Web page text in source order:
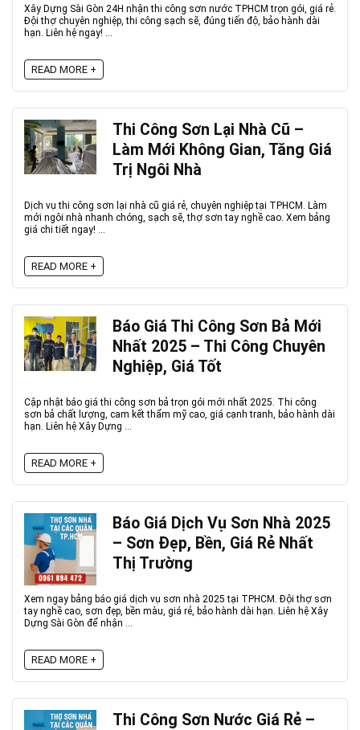
Xây Dựng Sài Gòn 24H nhận thi công sơn nước TPHCM trọn gói, giá rẻ.
Đội thợ chuyên nghiệp, thi công sạch sẽ, đúng tiến độ, bảo hành dài
hạn. Liên hệ ngay! ...
READ MORE +
Thi Công Sơn Lại Nhà Cũ –
Làm Mới Không Gian, Tăng Giá
Trị Ngôi Nhà
Dịch vụ thi công sơn lại nhà cũ giá rẻ, chuyên nghiệp tại TPHCM. Làm
mới ngôi nhà nhanh chóng, sạch sẽ, thợ sơn tay nghề cao. Xem bảng
giá chi tiết ngay! ...
READ MORE +
Báo Giá Thi Công Sơn Bả Mới
Nhất 2025 – Thi Công Chuyên
Nghiệp, Giá Tốt
Cập nhật báo giá thi công sơn bả trọn gói mới nhất 2025. Thi công
sơn bả chất lượng, cam kết thẩm mỹ cao, giá cạnh tranh, bảo hành dài
hạn. Liên hệ Xây Dựng ...
READ MORE +
Báo Giá Dịch Vụ Sơn Nhà 2025
– Sơn Đẹp, Bền, Giá Rẻ Nhất
Thị Trường
Xem ngay bảng báo giá dịch vụ sơn nhà 2025 tại TPHCM. Đội thợ sơn
tay nghề cao, sơn đẹp, bền màu, giá rẻ, bảo hành dài hạn. Liên hệ Xây
Dựng Sài Gòn để nhận ...
READ MORE +
Thi Công Sơn Nước Giá Rẻ –